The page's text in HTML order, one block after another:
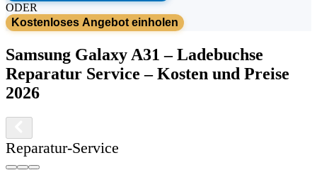
ODER
Kostenloses Angebot einholen
Samsung Galaxy A31 –Ladebuchse
Reparatur Service – Kosten und Preise
2026
Reparatur-Service